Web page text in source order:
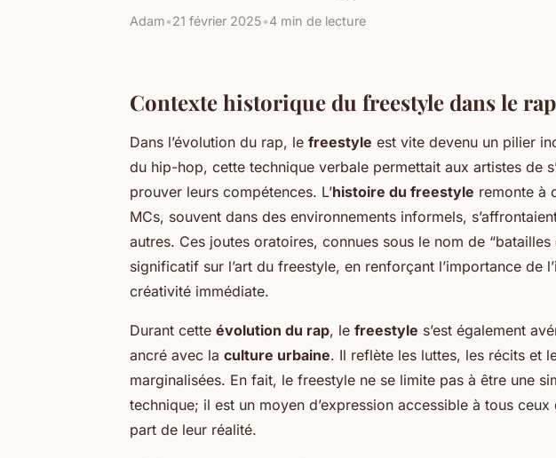
Adam•21 février 2025•4 min de lecture
Contexte historique du freestyle dans le rap
Dans l’évolution du rap, le freestyle est vite devenu un pilier
du hip-hop, cette technique verbale permettait aux artistes de
prouver leurs compétences. L’histoire du freestyle remonte à
MCs, souvent dans des environnements informels,
autres. Ces joutes oratoires, connues sous le nom de
significatif sur l’art du freestyle, en renforçant l’importance de
créativité immédiate.
Durant cette évolution du rap, le freestyle s’est également
ancré avec la culture urbaine. Il reflète les luttes, les récits et
marginalisées. En fait, le freestyle ne se limite pas à être une
technique; il est un moyen d’expression accessible à tous
part de leur réalité.